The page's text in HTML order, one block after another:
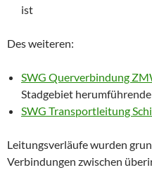
ist
Des weiteren:
SWG Querverbindung
Stadgebiet
SWG Transportleitung
Leitungsverläufe wurden
Verbindungen zwischen